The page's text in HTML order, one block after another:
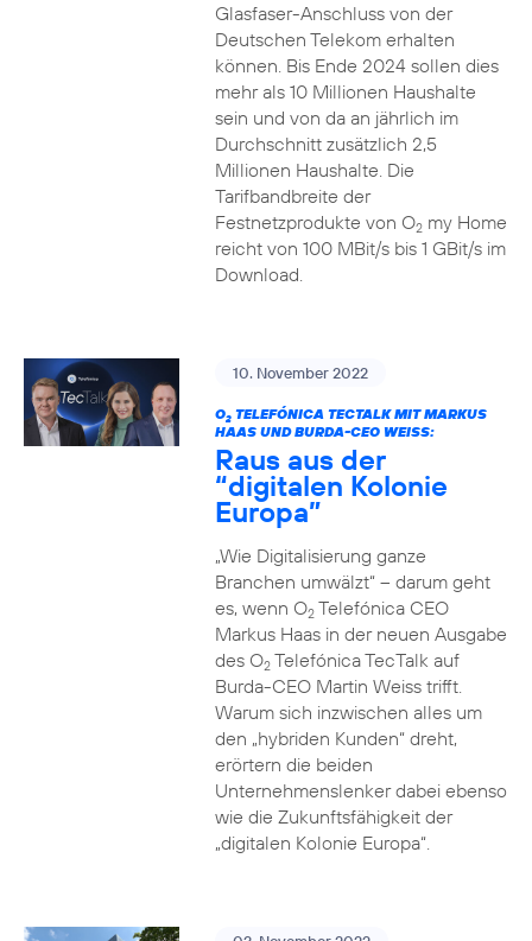
Glasfaser-Anschluss von der
Deutschen Telekom erhalten
können. Bis Ende 2024 sollen dies
mehr als 10 Millionen Haushalte
sein und von da an jährlich im
Durchschnitt zusätzlich 2,5
Millionen Haushalte. Die
Tarifbandbreite der
Festnetzprodukte von O2my Home
reicht von 100 MBit/s bis 1 GBit/s im
Download.
10. November 2022
O2TELEFÓNICA TECTALK MIT MARKUS
HAAS UND BURDA-CEO WEISS:
Raus aus der
“digitalen Kolonie
Europa”
„Wie Digitalisierung ganze
Branchen umwälzt“ – darum geht
es, wenn O2Telefónica CEO
Markus Haas in der neuen Ausgabe
des O2Telefónica TecTalk auf
Burda-CEO Martin Weiss trifft.
Warum sich inzwischen alles um
den „hybriden Kunden“ dreht,
erörtern die beiden
Unternehmenslenker dabei ebenso
wie die Zukunftsfähigkeit der
„digitalen Kolonie Europa“.